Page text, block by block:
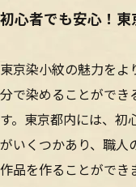
初心者でも安心！
東京染小紋の魅力をよ
分で染めることができ
す。東京都内には、初
がいくつかあり、職人
作品を作ることができ